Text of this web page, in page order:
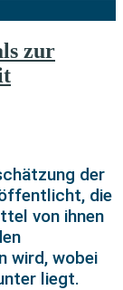
zur
der
die
von ihnen
wird, wobei
liegt.